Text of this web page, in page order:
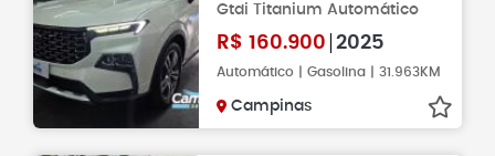
Gtdi Titanium Automático
R$ 160.900 2025
Automático | Gasolina | 31.963KM
Campinas